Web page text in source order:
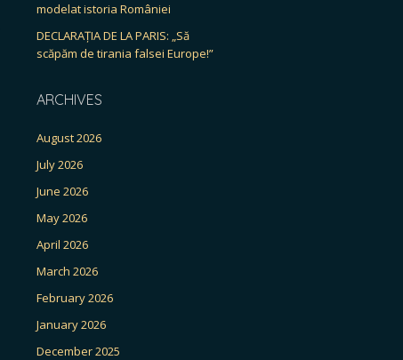
modelat istoria României
DECLARAȚIA DE LA PARIS: „Să
scăpăm de tirania falsei Europe!”
ARCHIVES
August 2026
July 2026
June 2026
May 2026
April 2026
March 2026
February 2026
January 2026
December 2025